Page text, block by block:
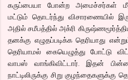
கருப்பையா போன்ற அமைச்சர்கள்
மட்டும் தொடர்ந்து விசாரணையில்
அதில் சமீபத்தில் அக்ரி
தனக்கு எழுதப்படிக்க தெரியாது
தெரியாமல் கையெழுத்து போட்டு
வாபஸ் வாங்கிவிட்டார். இதன்
நாட்டிலிருக்கு சிறு குழந்தைகளுக்கு